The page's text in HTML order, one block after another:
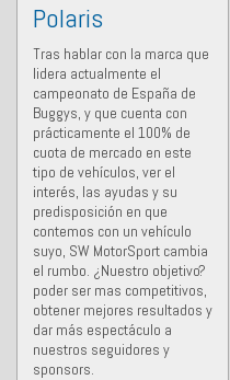
Polaris
Tras hablar con la marca que
lidera actualmente el
campeonato de España de
Buggys, y que cuenta con
prácticamente el 100% de
cuota de mercado en este
tipo de vehículos, ver el
interés, las ayudas y su
predisposición en que
contemos con un vehículo
suyo, SW MotorSport cambia
el rumbo. ¿Nuestro objetivo?
poder ser mas competitivos,
obtener mejores resultados y
dar más espectáculo a
nuestros seguidores y
sponsors.